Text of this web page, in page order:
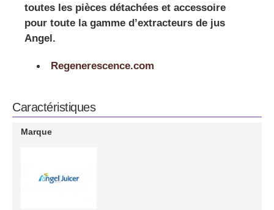
toutes les pièces détachées et accessoire
pour toute la gamme d’extracteurs de jus
Angel.
Regenerescence.com
Caractéristiques
Marque